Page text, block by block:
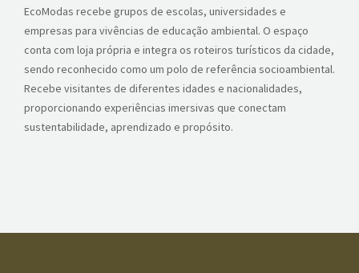
EcoModas recebe grupos de escolas, universidades e
empresas para vivências de educação ambiental. O espaço
conta com loja própria e integra os roteiros turísticos da cidade,
sendo reconhecido como um polo de referência socioambiental.
Recebe visitantes de diferentes idades e nacionalidades,
proporcionando experiências imersivas que conectam
sustentabilidade, aprendizado e propósito.